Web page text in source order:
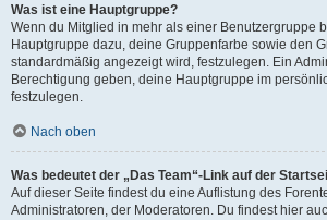
Was ist eine Hauptgruppe?
Wenn du Mitglied in mehr als einer Benutzergruppe
Hauptgruppe dazu, deine Gruppenfarbe sowie den
standardmäßig angezeigt wird, festzulegen. Ein
Berechtigung geben, deine Hauptgruppe im
festzulegen.
Nach oben
Was bedeutet der „Das Team“-Link auf der
Auf dieser Seite findest du eine Auflistung des
Administratoren, der Moderatoren. Du findest hier